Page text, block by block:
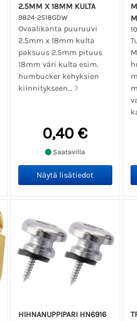
2.5MM X 18MM KULTA
9824-2518GDW
Ovaalikanta puuruuvi
2.5mm x 18mm kulta
paksuus 2.5mm pituus
18mm väri kulta esim.
humbucker kehyksien
kiinnitykseen...
0,40 €
Saatavilla
HIHNANUPPIPARI HN6916